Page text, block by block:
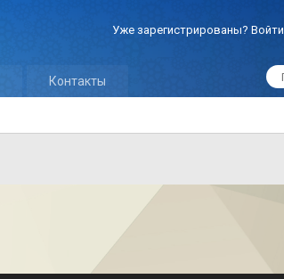
Уже зарегистрированы? Войти
Контакты